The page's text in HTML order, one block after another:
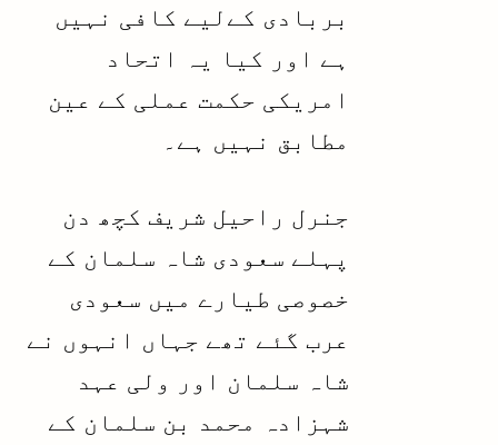
بربادی کےلیے کافی نہیں
ہے اور کیا یہ اتحاد
امریکی حکمت عملی کے عین
مطابق نہیں ہے۔
جنرل راحیل شریف کچھ دن
پہلے سعودی شاہ سلمان کے
خصوصی طیارے میں سعودی
عرب گئے تھے جہاں انہوں نے
شاہ سلمان اور ولی عہد
شہزادہ محمد بن سلمان کے